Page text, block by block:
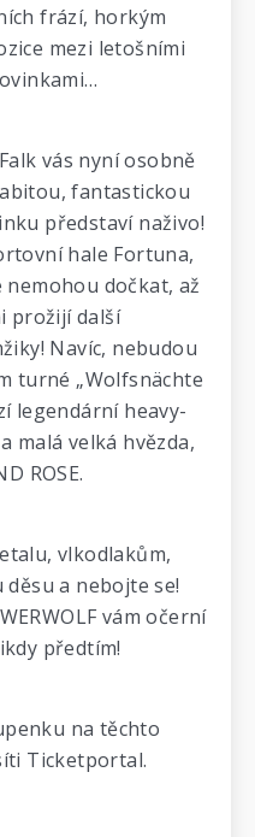
frází, horkým
mezi letošními
vás nyní osobně
fantastickou
představí naživo!
hale Fortuna,
nemohou dočkat, až
prožijí další
Navíc, nebudou
turné „Wolfsnächte
legendární heavy-
malá velká hvězda,
ROSE.
vlkodlakům,
a nebojte se!
vám očerní
předtím!
na těchto
Ticketportal.